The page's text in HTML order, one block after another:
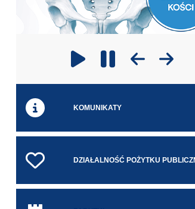
Poprzedni
KOMUNIKATY
DZIAŁALNOŚĆ POŻYTKU